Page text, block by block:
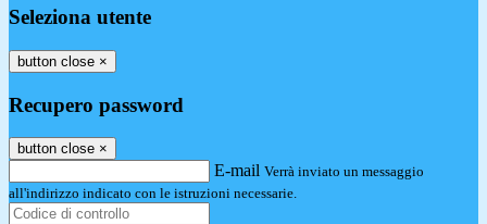
Seleziona utente
button close ×
Recupero password
button close ×
E-mail Verrà inviato un messaggio
all'indirizzo indicato con le istruzioni necessarie.